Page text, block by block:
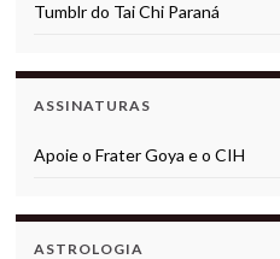
Tumblr do Tai Chi Paraná
ASSINATURAS
Apoie o Frater Goya e o CIH
ASTROLOGIA